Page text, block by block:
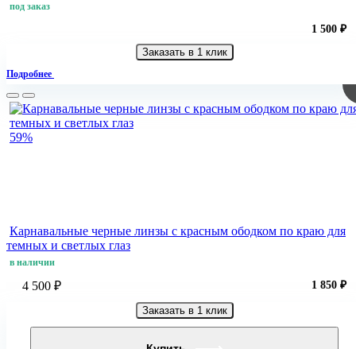
под заказ
1 500 ₽
Заказать в 1 клик
Подробнее
59%
Карнавальные черные линзы с красным ободком по краю для
темных и светлых глаз
в наличии
4 500 ₽ 1 850 ₽
Заказать в 1 клик